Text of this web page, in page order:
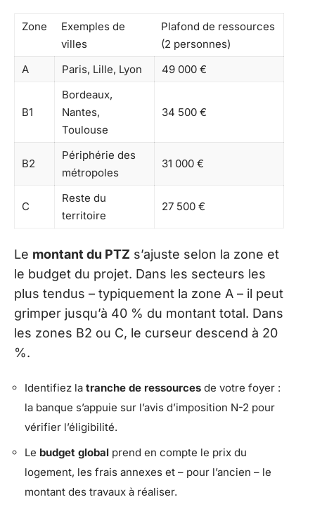
Zone
Exemples de
villes
Plafond de ressources
(2 personnes)
A
Paris, Lille, Lyon 49 000 €
B1
Bordeaux,
Nantes,
Toulouse
34 500 €
B2
Périphérie des
métropoles
31 000 €
C
Reste du
territoire
27 500 €
Le montant du PTZ s’ajuste selon la zone et
le budget du projet. Dans les secteurs les
plus tendus – typiquement la zone A – il peut
grimper jusqu’à 40 % du montant total. Dans
les zones B2 ou C, le curseur descend à 20
%.
Identifiez la tranche de ressources de votre foyer :
la banque s’appuie sur l’avis d’imposition N-2 pour
vérifier l’éligibilité.
Le budget global prend en compte le prix du
logement, les frais annexes et – pour l’ancien – le
montant des travaux à réaliser.